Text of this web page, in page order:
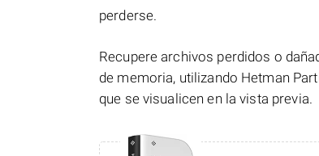
perderse.
Recupere archivos perdidos o
de memoria, utilizando Hetman
que se visualicen en la vista previa.